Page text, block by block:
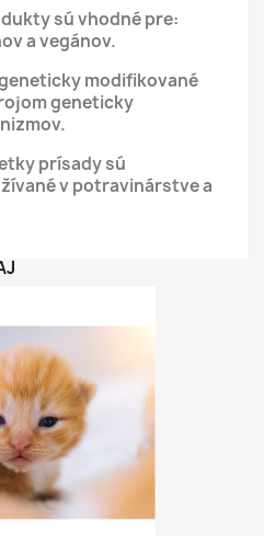
sú vhodné pre:
a vegánov.
modifikované
geneticky
prísady sú
v potravinárstve a